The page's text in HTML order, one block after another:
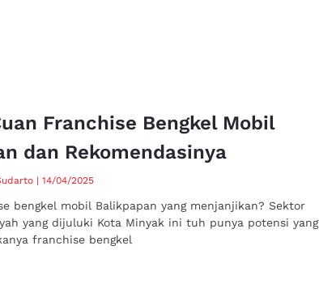
Franchise Bengkel Mobil
dan Rekomendasinya
14/04/2025
bengkel mobil Balikpapan yang menjanjikan? Sektor
yang dijuluki Kota Minyak ini tuh punya potensi yang
franchise bengkel